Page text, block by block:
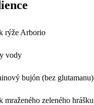
rýže Arborio
vody
bujón (bez glutamanu)
mraženého zeleného hrášku